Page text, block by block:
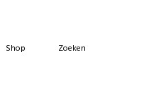
Shop Zoeken